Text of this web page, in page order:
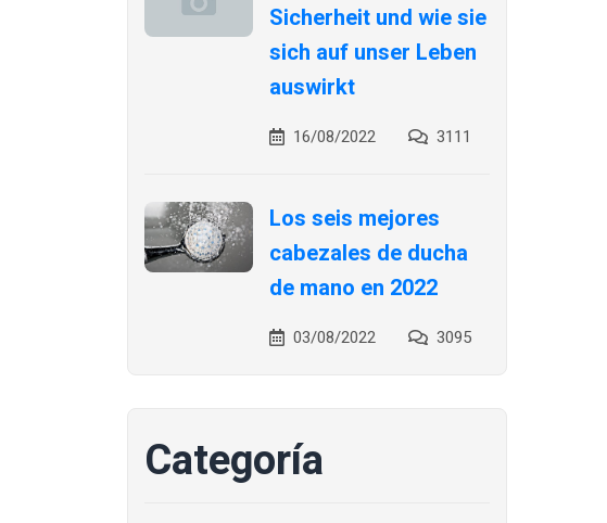
Sicherheit und wie sie
sich auf unser Leben
auswirkt
16/08/2022 3111
Los seis mejores
cabezales de ducha
de mano en 2022
03/08/2022 3095
Categoría